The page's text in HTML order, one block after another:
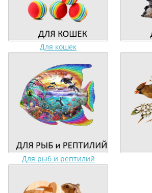
Для кошек
Для рыб и рептилий